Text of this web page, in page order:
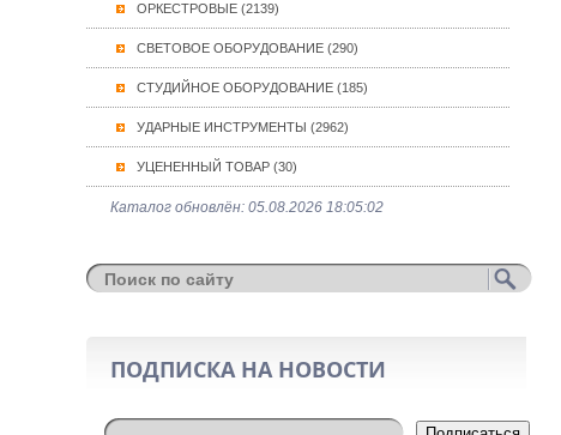
ОРКЕСТРОВЫЕ (2139)
СВЕТОВОЕ ОБОРУДОВАНИЕ (290)
СТУДИЙНОЕ ОБОРУДОВАНИЕ (185)
УДАРНЫЕ ИНСТРУМЕНТЫ (2962)
УЦЕНЕННЫЙ ТОВАР (30)
Каталог обновлён: 05.08.2026 18:05:02
ПОДПИСКА НА НОВОСТИ